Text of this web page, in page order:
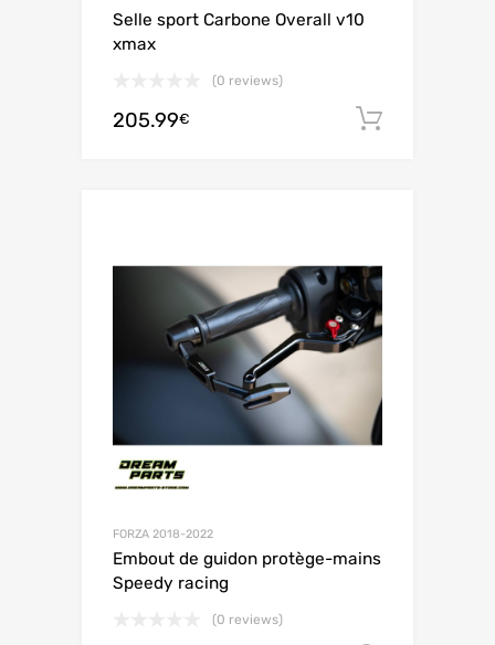
Selle sport Carbone Overall v10
xmax
(0 reviews)
205.99€
FORZA 2018-2022
Embout de guidon protège-mains
Speedy racing
(0 reviews)